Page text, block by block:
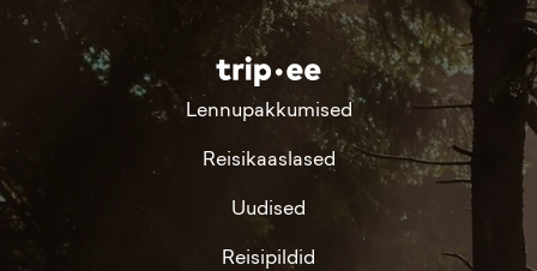
Lennupakkumised
Reisikaaslased
Uudised
Reisipildid